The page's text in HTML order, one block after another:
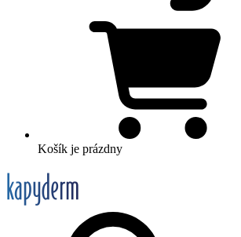
Košík je prázdny